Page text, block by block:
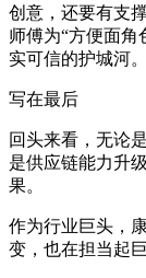
创意，还要有支
师傅为“方便面角
实可信的护城河。
写在最后
回头来看，无论
是供应链能力升
果。
作为行业巨头，
变，也在担当起